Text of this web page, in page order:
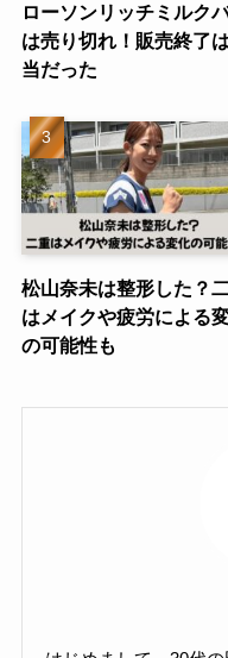
ローソンリッチミルク
は売り切れ！販売終了
当だった
松山奈未は整形した？
はメイクや疲労による
の可能性も